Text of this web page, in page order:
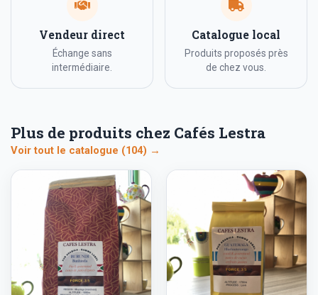
Vendeur direct
Échange sans
intermédiaire.
Catalogue local
Produits proposés près
de chez vous.
Plus de produits chez Cafés Lestra
Voir tout le catalogue (104) →